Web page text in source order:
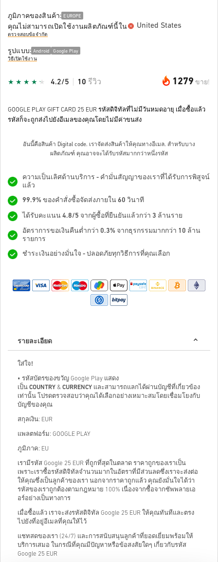
ภูมิภาคของสินค้า: EUROPE
คุณไม่สามารถเปิดใช้งานผลิตภัณฑ์นี้ใน United States
ตรวจสอบข้อจำกัด
รูปแบบ: Android
Google Play
วิธีเปิดใช้งาน
1279 ขาย!
4.2/5 10 รีวิว
GOOGLE PLAY GIFT CARD 25 EUR รหัสดิจิทัลที่ไม่มีวันหมดอายุ เมื่อซื้อแล้ว
รหัสก็จะถูกส่งไปยังอีเมลของคุณโดยไม่มีค่าขนส่ง
อันนี้คือสินค้า Digital code. เราจัดส่งสินค้าให้คุณทางอีเมล. สำหรับบาง
ผลิตภัณฑ์ คุณอาจจะได้รับรหัสมากกว่าหนึ่งรหัส
ความเป็นเลิศด้านบริการ - คำมั่นสัญญาของเราที่ได้รับการพิสูจน์
แล้ว
99.9% ของคำสั่งซื้อจัดส่งภายใน 60 วินาที
ได้รับคะแนน 4.8/5 จากผู้ซื้อที่ยืนยันแล้วกว่า 3 ล้านราย
อัตราการขอเงินคืนต่ำกว่า 0.3% จากธุรกรรมมากกว่า 10 ล้าน
รายการ
ชำระเงินอย่างมั่นใจ - ปลอดภัยทุกวิธีการที่คุณเลือก
รายละเอียด
ใส่ใจ!
• รหัสบัตรของขวัญ Google Play แสดง
เป็น COUNTRY & CURRENCY และสามารถแลกได้ผ่านบัญชีที่เกี่ยวข้อง
เท่านั้น โปรดตรวจสอบว่าคุณได้เลือกอย่างเหมาะสมโดยเชื่อมโยงกับ
บัญชีของคุณ
สกุลเงิน: EUR
แพลตฟอร์ม: GOOGLE PLAY
ภูมิภาค: EU
เรามีรหัส Google 25 EUR ที่ถูกที่สุดในตลาด ราคาถูกของเราเป็น
เพราะเราซื้อรหัสดิจิทัลจำนวนมากในอัตราที่มีส่วนลดซึ่งเราจะส่งต่อ
ให้คุณซึ่งเป็นลูกค้าของเรา นอกจากราคาถูกแล้ว คุณยังมั่นใจได้ว่า
รหัสของเราถูกต้องตามกฎหมาย 100% เนื่องจากซื้อจากซัพพลายเอ
อร์อย่างเป็นทางการ
เมื่อซื้อแล้ว เราจะส่งรหัสดิจิทัล Google 25 EUR ให้คุณทันทีและตรง
ไปยังที่อยู่อีเมลที่คุณให้ไว้
แชทสดของเรา (24/7) และการสนับสนุนลูกค้าที่ยอดเยี่ยมพร้อมให้
บริการเสมอ ในกรณีที่คุณมีปัญหาหรือข้อสงสัยใดๆ เกี่ยวกับรหัส
Google 25 EUR